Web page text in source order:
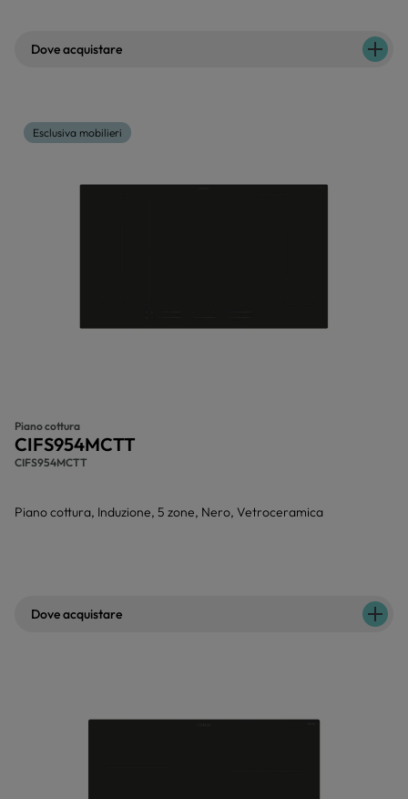
Dove acquistare
Esclusiva mobilieri
Piano cottura
CIFS954MCTT
CIFS954MCTT
Piano cottura, Induzione, 5 zone, Nero, Vetroceramica
Dove acquistare